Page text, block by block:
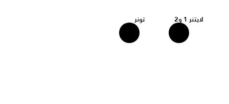
لايتنر 1 و2 تونر